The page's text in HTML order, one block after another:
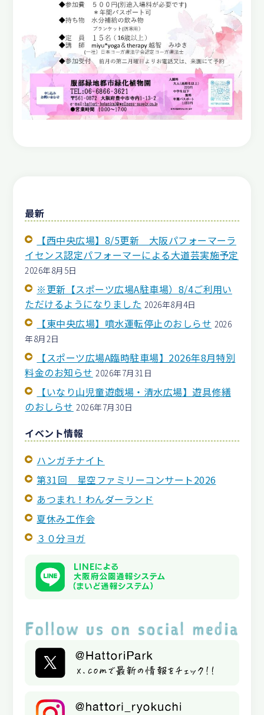
最新
【西中央広場】8/5更新 大阪パフォーマーラ
イセンス認定パフォーマーによる大道芸実施予定
2026年8月5日
※更新【スポーツ広場A駐車場）8/4ご利用い
ただけるようになりました 2026年8月4日
【東中央広場】噴水運転停止のおしらせ 2026
年8月2日
【スポーツ広場A臨時駐車場】2026年8月特別
料金のお知らせ 2026年7月31日
【いなり山児童遊戯場・清水広場】遊具修繕
のおしらせ 2026年7月30日
イベント情報
ハンガチナイト
第31回 星空ファミリーコンサート2026
あつまれ！わんダーランド
夏休み工作会
３０分ヨガ